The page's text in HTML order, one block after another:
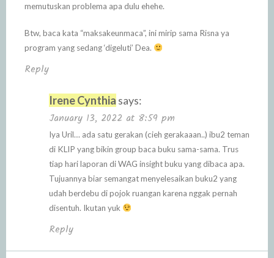
memutuskan problema apa dulu ehehe.
Btw, baca kata “maksakeunmaca”, ini mirip sama Risna ya
program yang sedang ‘digeluti’ Dea.
Reply
Irene Cynthia says:
January 13, 2022 at 8:59 pm
Iya Uril… ada satu gerakan (cieh gerakaaan..) ibu2 teman
di KLIP yang bikin group baca buku sama-sama. Trus
tiap hari laporan di WAG insight buku yang dibaca apa.
Tujuannya biar semangat menyelesaikan buku2 yang
udah berdebu di pojok ruangan karena nggak pernah
disentuh. Ikutan yuk
Reply